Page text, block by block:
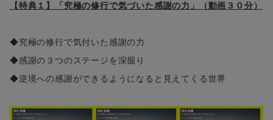
【特典１】「究極の修行で気づいた感謝の力」（動画３０分）
◆究極の修行で気付いた感謝の力
◆感謝の３つのステージを深掘り
◆逆境への感謝ができるようになると見えてくる世界